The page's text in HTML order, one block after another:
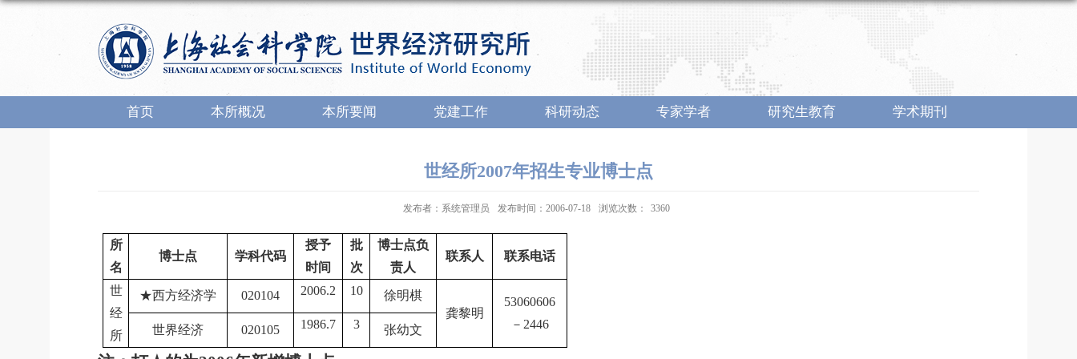
首页 本所概况 本所要闻 党建工作 科研动态 专家学者 研究生教育 学术期刊
世经所2007年招生专业博士点
发布者：系统管理员 发布时间：2006-07-18 浏览次数： 3360
所
名
博士点 学科代码
授予
时间
批
次
博士点负
责人
联系人 联系电话
世
经
所
★西方经济学 020104 2006.2 10
徐明棋
龚黎明
53060606
－ 2446
世界经济 020105 1986.7 3 张幼文